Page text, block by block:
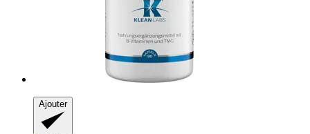
Ajouter